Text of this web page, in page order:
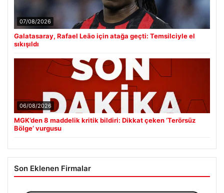
07/08/2026
Galatasaray, Rafael Leão için atağa geçti: Temsilciyle el
sıkışıldı
06/08/2026
MGK’den 8 maddelik kritik bildiri: Dikkat çeken ‘Terörsüz
Bölge’ vurgusu
Son Eklenen Firmalar